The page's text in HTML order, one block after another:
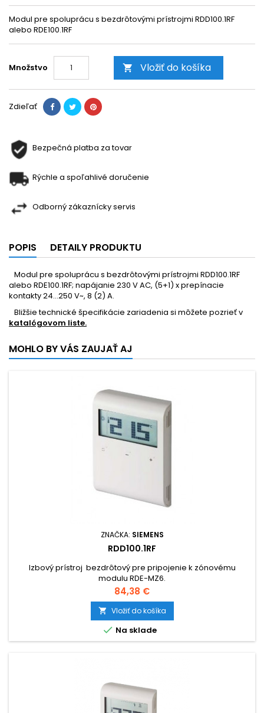
Modul pre spoluprácu s bezdrôtovými prístrojmi RDD100.1RF
alebo RDE100.1RF
Množstvo  Vložiť do košíka
Zdieľať
Bezpečná platba za tovar
Rýchle a spoľahlivé doručenie
Odborný zákaznícky servis
POPIS DETAILY PRODUKTU
Modul pre spoluprácu s bezdrôtovými prístrojmi RDD100.1RF
alebo RDE100.1RF; napájanie 230 V AC, (5+1) x prepínacie
kontakty 24...250 V~, 8 (2) A.
Bližšie technické špecifikácie zariadenia si môžete pozrieť v
katalógovom liste.
MOHLO BY VÁS ZAUJAŤ AJ
ZNAČKA: SIEMENS
RDD100.1RF
Izbový prístroj bezdrôtový pre pripojenie k zónovému
modulu RDE-MZ6.
Cena
84,38 €
 Vložiť do košíka
 Na sklade